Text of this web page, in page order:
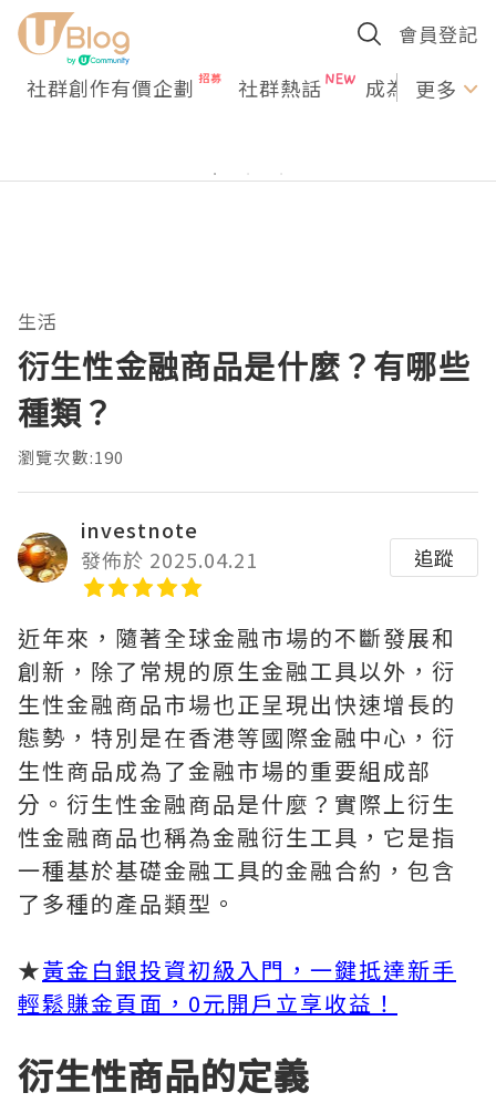
會員登記
社群創作有價企劃 社群熱話 成為U更多
生活
衍生性金融商品是什麼？有哪些
種類？
瀏覽次數:190
investnote
發佈於 2025.04.21
追蹤
近年來，隨著全球金融市場的不斷發展和
創新，除了常規的原生金融工具以外，衍
生性金融商品市場也正呈現出快速增長的
態勢，特別是在香港等國際金融中心，衍
生性商品成為了金融市場的重要組成部
分。衍生性金融商品是什麼？實際上衍生
性金融商品也稱為金融衍生工具，它是指
一種基於基礎金融工具的金融合約，包含
了多種的產品類型。
★黃金白銀投資初級入門，一鍵抵達新手
輕鬆賺金頁面，0元開戶立享收益！
衍生性商品的定義